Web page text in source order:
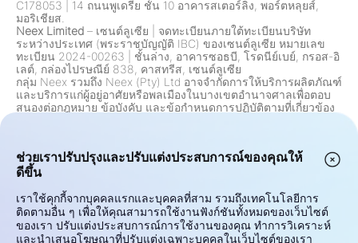
C178053
14 ถนนพูเดรีย ชั้น 10 อาคารสเตอร์ลิง, พอร์ตหลุยส์,
มอริเชียส.
Neex Limited – เซนต์ลูเซีย
จดทะเบียนภายใต้ทะเบียนบริษัท
ระหว่างประเทศ (พระราชบัญญัติ IBC) ของเซนต์ลูเซีย หมายเลข
ทะเบียน 2024-00263
ชั้นล่าง, อาคารซอธบี, โรดนีย์เบย์, กรอส-อิ
เลต์, กล่องไปรษณีย์ 838, คาสทรีส, เซนต์ลูเซีย
กลุ่ม Neex รวมถึง Neex (Pty) Ltd อาจจำกัดการให้บริการผลิตภัณฑ์
และบริการแก่ผู้อยู่อาศัยหรือพลเมืองในบางเขตอำนาจศาลเพื่อตอบ
สนองต่อกฎหมาย ข้อบังคับ และข้อกำหนดการปฏิบัติตามที่เกี่ยวข้อง
อย่างต่อเนื่องตามการเปลี่ยนแปลงด้านกฎระเบียบ
คำเตือนเกี่ยวกับความเสี่ยง:
เลเวอเรจและมีความเสี่ยงสูงในการสูญเสียเงินทุนอย่างรวดเร็ว การ
ซื้อขายเครื่องมือเหล่านี้อาจไม่เหมาะสมสำหรับนักลงทุนทุกคน
ศักยภาพในการทำกำไรหรือขาดทุนของคุณมีความเชื่อมโยงโดยตรง
กับการเปลี่ยนแปลงราคาตลาด ก่อนการซื้อขาย โปรดพิจารณาเป้า
ช่วยเราปรับปรุงและปรับแต่งประสบการณ์ของคุณให้
ดีขึ้น
เราใช้คุกกี้จากบุคคลแรกและบุคคลที่สาม รวมถึงเทคโนโลยีการ
ติดตามอื่น ๆ เพื่อให้คุณสามารถใช้งานฟังก์ชันทั้งหมดของเว็บไซต์
ของเรา ปรับแต่งประสบการณ์การใช้งานของคุณ ทำการวิเคราะห์
และนำเสนอโฆษณาที่ปรับแต่งเฉพาะบุคคลในเว็บไซต์ของเรา